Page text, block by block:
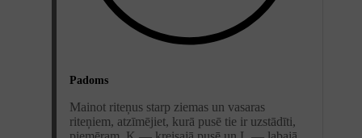
Padoms
Mainot riteņus starp ziemas un vasaras
riteņiem, atzīmējiet, kurā pusē tie ir uzstādīti,